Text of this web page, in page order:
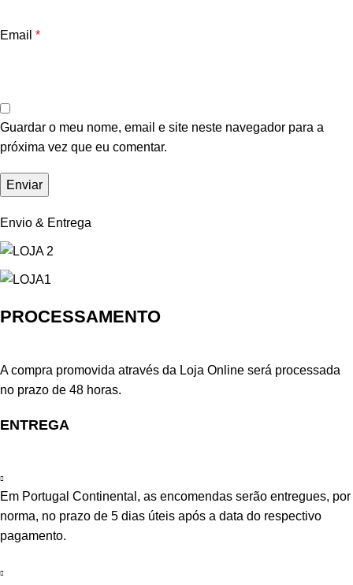
Email *
Guardar o meu nome, email e site neste navegador para a
próxima vez que eu comentar.
Envio & Entrega
PROCESSAMENTO
A compra promovida através da Loja Online será processada
no prazo de 48 horas.
ENTREGA
Em Portugal Continental, as encomendas serão entregues, por
norma, no prazo de 5 dias úteis após a data do respectivo
pagamento.